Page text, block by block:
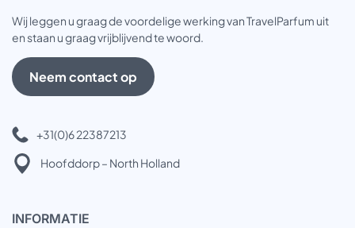
Wij leggen u graag de voordelige werking van TravelParfum uit
en staan u graag vrijblijvend te woord.
Neem contact op
+31(0)6 22387213
Hoofddorp – North Holland
INFORMATIE